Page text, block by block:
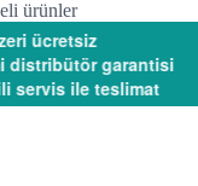
ürünler
ücretsiz
garantisi
servis ile teslimat